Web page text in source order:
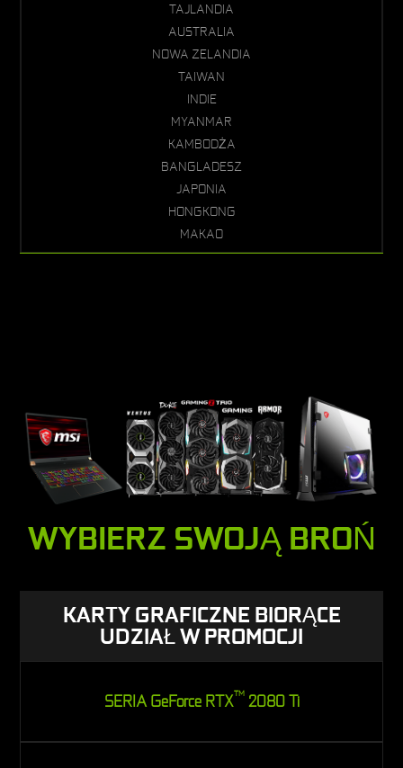
TAJLANDIA
AUSTRALIA
NOWA ZELANDIA
TAIWAN
INDIE
MYANMAR
KAMBODŻA
BANGLADESZ
JAPONIA
HONGKONG
MAKAO
WYBIERZ SWOJĄ BROŃ
KARTY GRAFICZNE BIORĄCE
UDZIAŁ W PROMOCJI
SERIA GeForce RTXTM2080 Ti